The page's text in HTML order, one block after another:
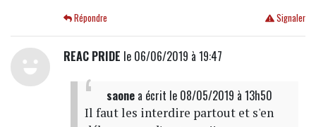
Signaler
Répondre
REAC PRIDE le 06/06/2019 à 19:47
saonea écrit le 08/05/2019 à 13h50
Il faut les interdire partout et s'en